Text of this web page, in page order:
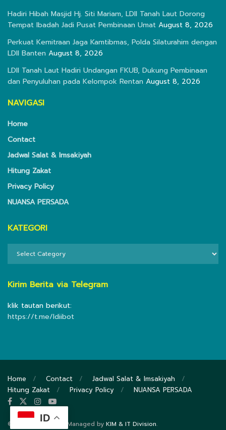
Hadiri Hibah Masjid Hj. Siti Mariam, LDII Tanah Laut Dorong
Tempat Ibadah Jadi Pusat Pembinaan Umat August 8, 2026
Perkuat Kemitraan Jaga Kamtibmas, Polda Silaturahim dengan
LDII Banten August 8, 2026
LDII Tanah Laut Hadiri Undangan FKUB, Dukung Pembinaan
dan Penyuluhan pada Kelompok Rentan August 8, 2026
NAVIGASI
Home
Contact
Jadwal Salat & Imsakiyah
Hitung Zakat
Privacy Policy
NUANSA PERSADA
KATEGORI
KATEGORI
Kirim Berita via Telegram
klik tautan berikut:
https://t.me/ldiibot
Home Contact
Jadwal Salat & Imsakiyah
Hitung Zakat
Privacy Policy NUANSA PERSADA
© 2020 DPP LDII - Managed by KIM & IT Division.
ID